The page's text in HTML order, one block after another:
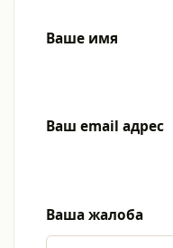
Ваше имя
Ваш email адрес
Ваша жалоба